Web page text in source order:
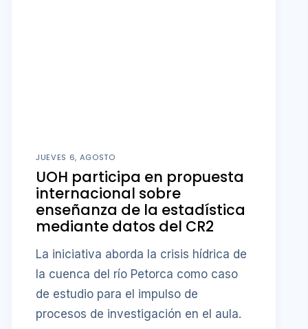
JUEVES 6, AGOSTO
UOH participa en propuesta
internacional sobre
enseñanza de la estadística
mediante datos del CR2
La iniciativa aborda la crisis hídrica de
la cuenca del río Petorca como caso
de estudio para el impulso de
procesos de investigación en el aula.